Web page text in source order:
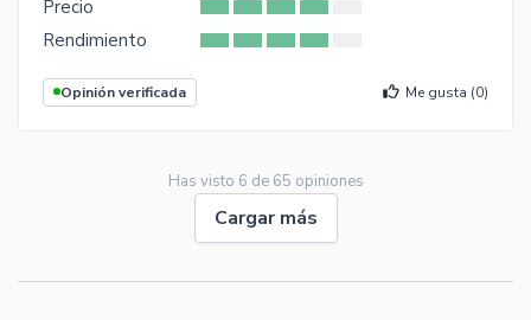
Precio
Rendimiento
Opinión verificada Me gusta (0)
Has visto 6 de 65 opiniones
Cargar más